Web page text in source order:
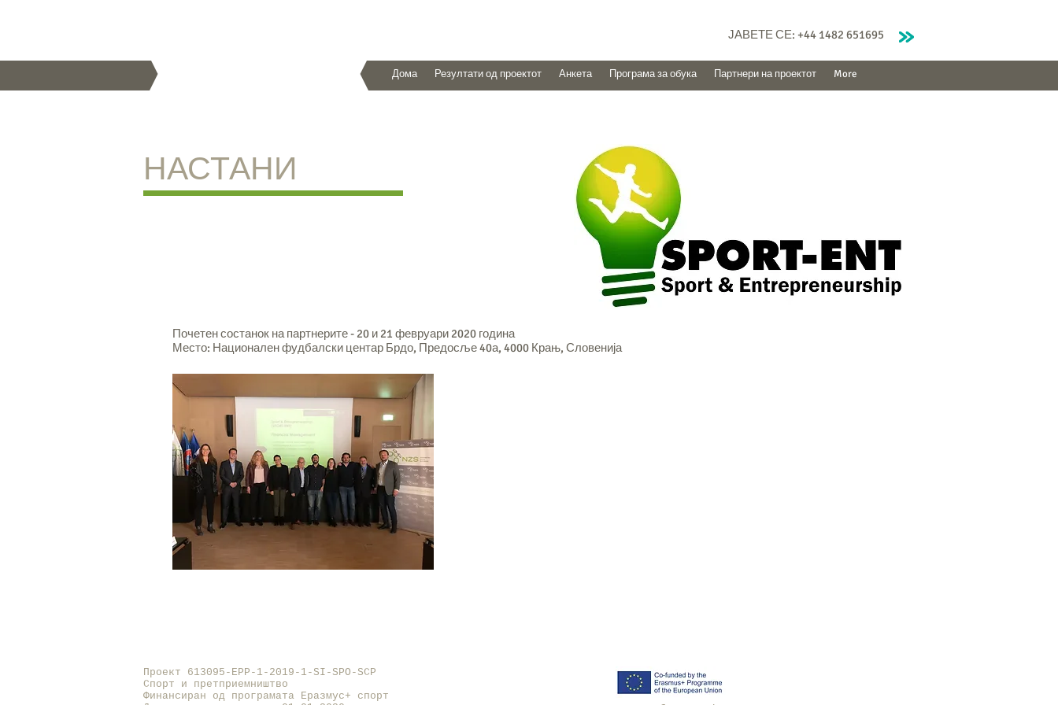
ЈАВЕТЕ СЕ: +44 1482 651695
Дома Резултати од проектот Анкета Програма за обука Партнери на проектот More
НАСТАНИ
Почетен состанок на партнерите - 20 и 21 февруари 2020 година
Место: Национален фудбалски центар Брдо, Предосље 40а, 4000 Крањ, Словенија
Проект 613095-EPP-1-2019-1-SI-SPO-SCP
Спорт и претприемништво
Финансиран од програмата Еразмус+ спорт